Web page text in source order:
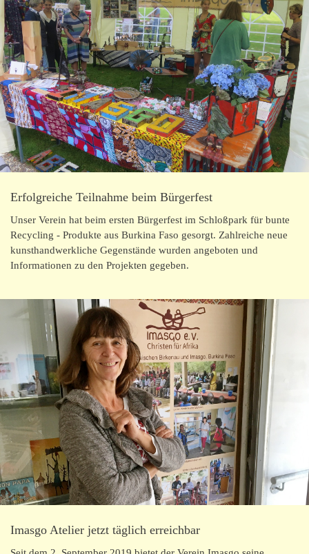
Erfolgreiche Teilnahme beim Bürgerfest
Unser Verein hat beim ersten Bürgerfest im Schloßpark für bunte
Recycling - Produkte aus Burkina Faso gesorgt. Zahlreiche neue
kunsthandwerkliche Gegenstände wurden angeboten und
Informationen zu den Projekten gegeben.
Imasgo Atelier jetzt täglich erreichbar